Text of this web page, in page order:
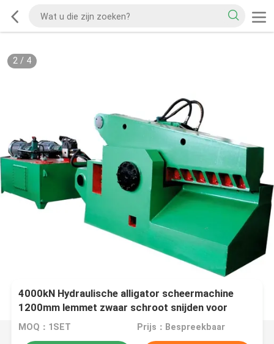
2/ 4
4000kN Hydraulische alligator scheermachine
1200mm lemmet zwaar schroot snijden voor
rebar en industriële metaal recycling
MOQ：1SET Prijs：Bespreekbaar